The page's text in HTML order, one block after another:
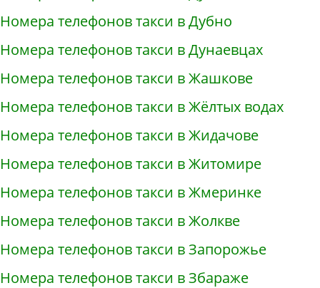
Номера телефонов такси в Дубно
Номера телефонов такси в Дунаевцах
Номера телефонов такси в Жашкове
Номера телефонов такси в Жёлтых водах
Номера телефонов такси в Жидачове
Номера телефонов такси в Житомире
Номера телефонов такси в Жмеринке
Номера телефонов такси в Жолкве
Номера телефонов такси в Запорожье
Номера телефонов такси в Збараже